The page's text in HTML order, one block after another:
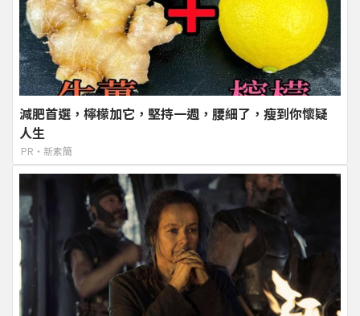
減肥首選，檸檬加它，堅持一週，腰細了，瘦到你懷疑
人生
PR・新素簡